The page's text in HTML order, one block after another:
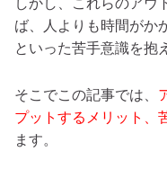
ば、人よりも時間がか
といった苦手意識を抱
そこでこの記事では、
プットするメリット、
ます。